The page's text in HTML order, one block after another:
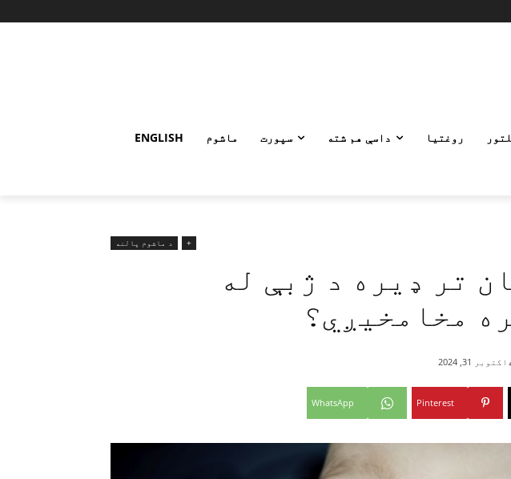
روغتیا داسې هم شته سپورت ماشوم ENGLISH
+ د ماشوم پالنه
تر ډيره د ژبې له
مخامخیږي؟
اکتوبر 31, 2024
Pinterest
WhatsApp